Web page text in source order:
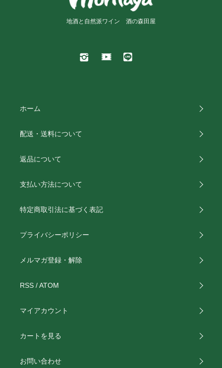
地酒と自然派ワイン 酒の森田屋
ホーム
配送・送料について
返品について
支払い方法について
特定商取引法に基づく表記
プライバシーポリシー
メルマガ登録・解除
RSS /ATOM
マイアカウント
カートを見る
お問い合わせ